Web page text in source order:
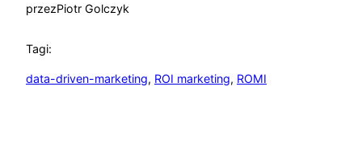
przezPiotr Golczyk
Tagi:
data-driven-marketing, ROI marketing, ROMI